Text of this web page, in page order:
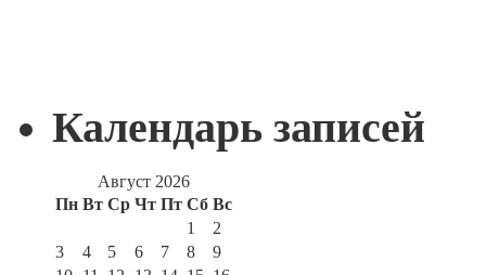
Календарь записей
Август 2026
Пн Вт Ср Чт Пт Сб Вс
1
2
3
4 5 6 7 8
9